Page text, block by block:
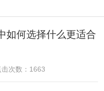
如何选择什么更适合
次数：1663